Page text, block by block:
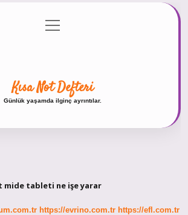
Gizlilik Politikası
menüyü
aç
Kısa Not Defteri
Günlük yaşamda ilginç ayrıntılar.
mide tableti ne işe yarar
https://evrino.com.tr https://efl.com.tr